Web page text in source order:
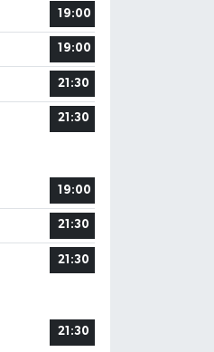
19:00
19:00
21:30
21:30
19:00
21:30
21:30
21:30